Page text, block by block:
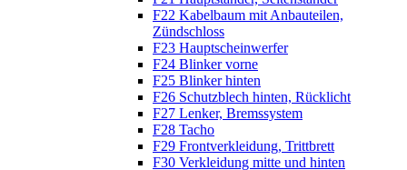
F22 Kabelbaum mit Anbauteilen,
Zündschloss
F23 Hauptscheinwerfer
F24 Blinker vorne
F25 Blinker hinten
F26 Schutzblech hinten, Rücklicht
F27 Lenker, Bremssystem
F28 Tacho
F29 Frontverkleidung, Trittbrett
F30 Verkleidung mitte und hinten